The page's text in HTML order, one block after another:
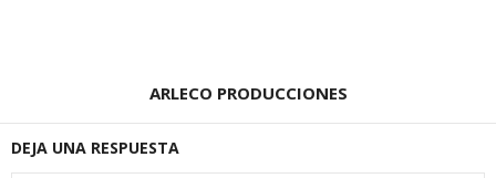
ARLECO PRODUCCIONES
DEJA UNA RESPUESTA